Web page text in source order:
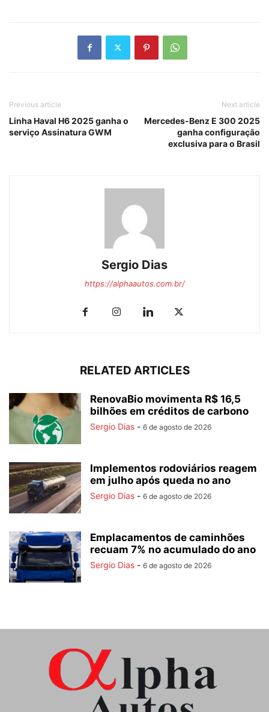
Previous article
Linha Haval H6 2025 ganha o
serviço Assinatura GWM
Next article
Mercedes-Benz E 300 2025
ganha configuração
exclusiva para o Brasil
Sergio Dias
https://alphaautos.com.br/
RELATED ARTICLES
RenovaBio movimenta R$ 16,5
bilhões em créditos de carbono
Sergio Dias - 6 de agosto de 2026
Implementos rodoviários reagem
em julho após queda no ano
Sergio Dias - 6 de agosto de 2026
Emplacamentos de caminhões
recuam 7% no acumulado do ano
Sergio Dias - 6 de agosto de 2026